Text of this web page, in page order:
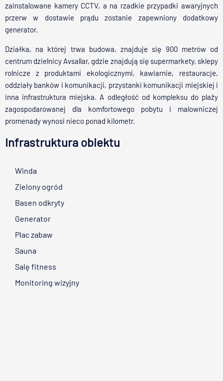
zainstalowane kamery CCTV, a na rzadkie przypadki awaryjnych
przerw w dostawie prądu zostanie zapewniony dodatkowy
generator.
Działka, na której trwa budowa, znajduje się 900 metrów od
centrum dzielnicy Avsallar, gdzie znajdują się supermarkety, sklepy
rolnicze z produktami ekologicznymi, kawiarnie, restauracje,
oddziały banków i komunikacji, przystanki komunikacji miejskiej i
inna infrastruktura miejska. A odległość od kompleksu do plaży
zagospodarowanej dla komfortowego pobytu i malowniczej
promenady wynosi nieco ponad kilometr.
Infrastruktura obiektu
Winda
Zielony ogród
Basen odkryty
Generator
Plac zabaw
Sauna
Salę fitness
Monitoring wizyjny